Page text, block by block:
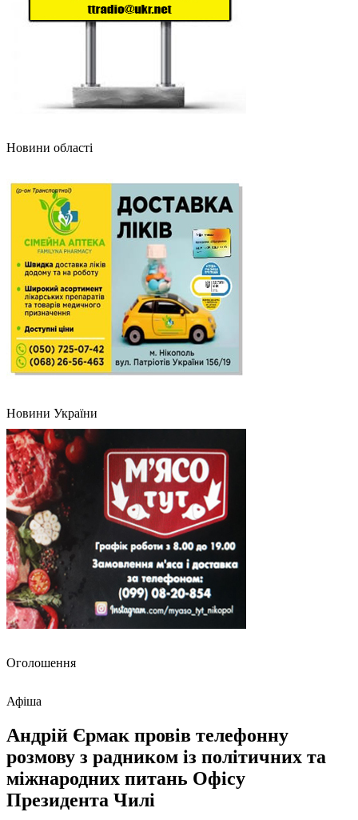
Новини області
Новини України
Оголошення
Афіша
Андрій Єрмак провів телефонну
розмову з радником із політичних та
міжнародних питань Офісу
Президента Чилі